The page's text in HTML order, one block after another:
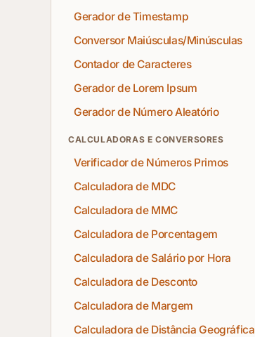
Gerador de Timestamp
Conversor Maiúsculas/Minúsculas
Contador de Caracteres
Gerador de Lorem Ipsum
Gerador de Número Aleatório
CALCULADORAS E CONVERSORES
Verificador de Números Primos
Calculadora de MDC
Calculadora de MMC
Calculadora de Porcentagem
Calculadora de Salário por Hora
Calculadora de Desconto
Calculadora de Margem
Calculadora de Distância Geográfica